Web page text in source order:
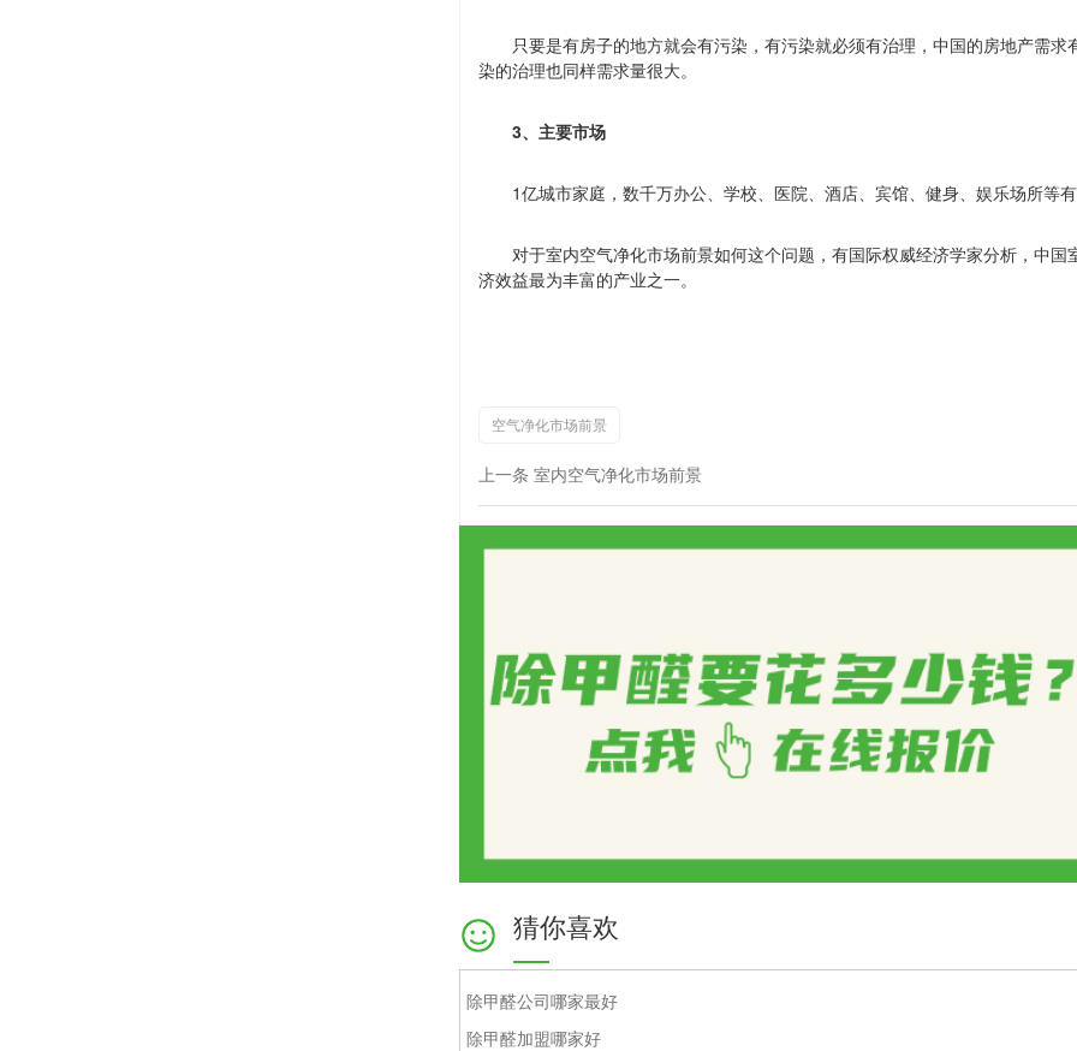
只要是有房子的地方就会有污染，有污染就必须有治理，中国的房地产需
染的治理也同样需求量很大。
3、主要市场
1 亿城市家庭，数千万办公、学校、医院、酒店、宾馆、健身、娱乐场所等
对于室内空气净化市场前景如何这个问题，有国际权威经济学家分析，中
济效益最为丰富的产业之一。
空气净化市场前景
上一条 室内空气净化市场前景
猜你喜欢
除甲醛公司哪家最好
除甲醛加盟哪家好